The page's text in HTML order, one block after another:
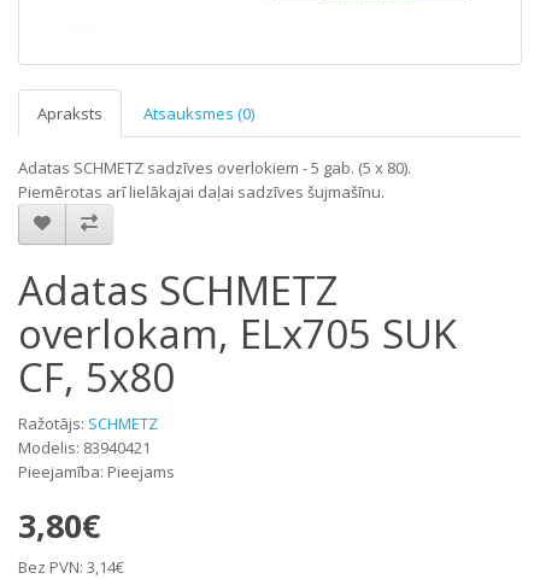
Apraksts Atsauksmes (0)
Adatas SCHMETZ sadzīves overlokiem - 5 gab. (5 x 80).
Piemērotas arī lielākajai daļai sadzīves šujmašīnu.
Adatas SCHMETZ
overlokam, ELx705 SUK
CF, 5x80
Ražotājs: SCHMETZ
Modelis: 83940421
Pieejamība: Pieejams
3,80€
Bez PVN: 3,14€